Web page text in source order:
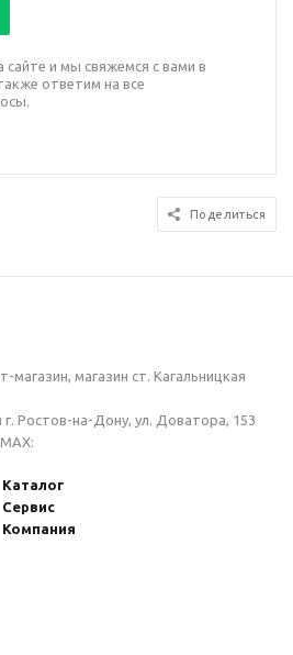
и мы свяжемся с вами в
ответим на все
Поделиться
магазин, магазин ст. Кагальницкая
Ростов-на-Дону, ул. Доватора, 153
Каталог
Сервис
Компания